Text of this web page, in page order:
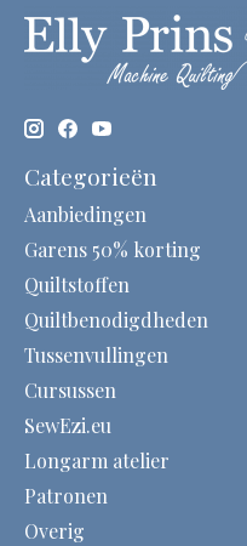
Categorieën
Aanbiedingen
Garens 50% korting
Quiltstoffen
Quiltbenodigdheden
Tussenvullingen
Cursussen
SewEzi.eu
Longarm atelier
Patronen
Overig